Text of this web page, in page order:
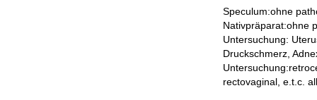
Speculum:ohne
Nativpräparat:ohne
Untersuchung:
Druckschmerz,
rectovaginal, e.t.c.